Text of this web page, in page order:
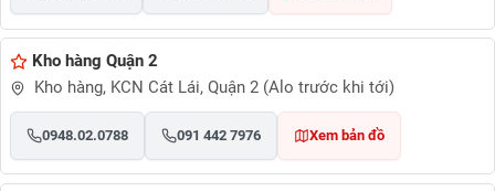
Kho hàng Quận 2
Kho hàng, KCN Cát Lái, Quận 2 (Alo trước khi tới)
0948.02.0788 091 442 7976 Xem bản đồ